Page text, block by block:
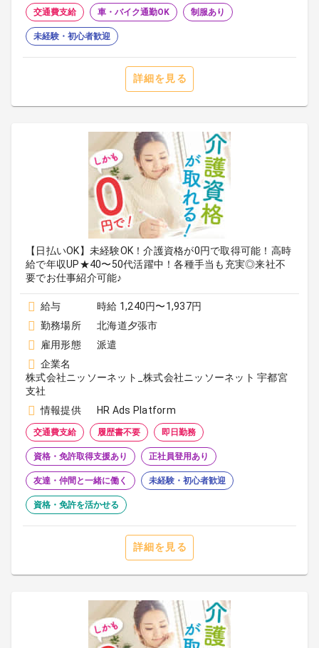
交通費支給 車・バイク通勤OK 制服あり
未経験・初心者歓迎
詳細を見る
【日払いOK】未経験OK！介護資格が0円で取得可能！高時
給で年収UP★40〜50代活躍中！各種手当も充実◎来社不
要でお仕事紹介可能♪
給与
時給 1,240円〜1,937円
勤務場所
北海道夕張市
雇用形態
派遣
企業名
株式会社ニッソーネット_株式会社ニッソーネット 宇都宮
支社
情報提供
HR Ads Platform
交通費支給 履歴書不要 即日勤務
資格・免許取得支援あり 正社員登用あり
友達・仲間と一緒に働く 未経験・初心者歓迎
資格・免許を活かせる
詳細を見る